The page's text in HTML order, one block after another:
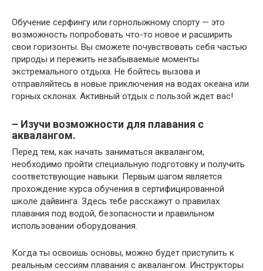
Обучение серфингу или горнолыжному спорту — это
возможность попробовать что-то новое и расширить
свои горизонты. Вы сможете почувствовать себя частью
природы и пережить незабываемые моменты
экстремального отдыха. Не бойтесь вызова и
отправляйтесь в новые приключения на водах океана или
горных склонах. Активный отдых с пользой ждет вас!
– Изучи возможности для плавания с
аквалангом.
Перед тем, как начать заниматься аквалангом,
необходимо пройти специальную подготовку и получить
соответствующие навыки. Первым шагом является
прохождение курса обучения в сертифицированной
школе дайвинга. Здесь тебе расскажут о правилах
плавания под водой, безопасности и правильном
использовании оборудования.
Когда ты освоишь основы, можно будет приступить к
реальным сессиям плавания с аквалангом. Инструкторы